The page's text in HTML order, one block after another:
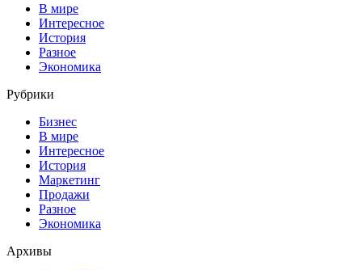
В мире
Интересное
История
Разное
Экономика
Рубрики
Бизнес
В мире
Интересное
История
Маркетинг
Продажи
Разное
Экономика
Архивы